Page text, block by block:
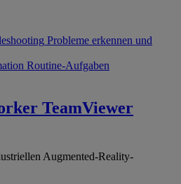
Probleme erkennen und
Routine-Aufgaben
TeamViewer
Augmented-Reality-